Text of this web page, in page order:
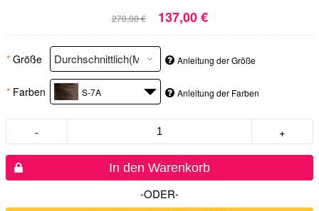
270,00 € 137,00 €
* Größe Anleitung der Größe
* Farben S-7A Anleitung der Farben
- +
In den Warenkorb
-ODER-